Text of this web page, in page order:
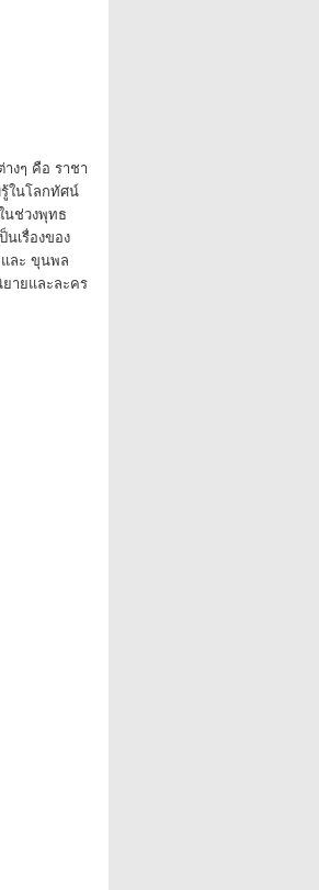
งๆ คือ ราชา
รู้ในโลกทัศน์
นช่วงพุทธ
เรื่องของ
ละ ขุนพล
ายและละคร